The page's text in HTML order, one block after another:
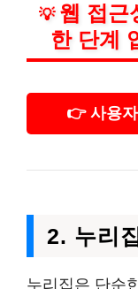
💡 웹 접근
한 단계
👉 사용
2. 누리
누리집은 단순